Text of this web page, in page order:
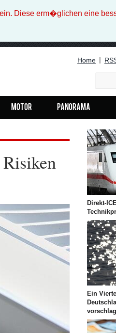
Diese erm�glichen eine
Home |
Motor Panorama
Direkt-
Ein